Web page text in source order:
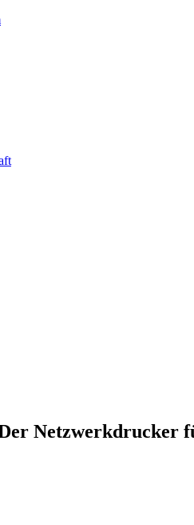
Netzwerkdrucker